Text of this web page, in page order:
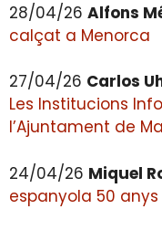
28/04/26 Alfons
calçat a Menorca
27/04/26 Carlos
Les Institucions
l’Ajuntament de
24/04/26 Miquel
espanyola 50